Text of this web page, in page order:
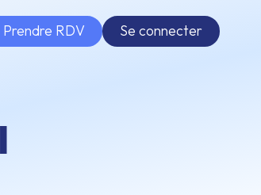
Prendre RDV Se connecter